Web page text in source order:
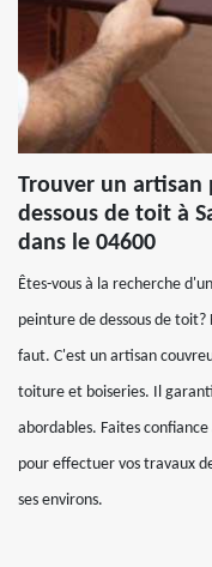
Trouver un artisan
dessous de toit à
dans le 04600
Êtes-vous à la recherche
peinture de dessous de
faut. C'est un artisan
toiture et boiseries. Il
abordables. Faites
pour effectuer vos travaux
ses environs.